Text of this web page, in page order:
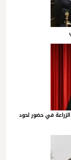
في حضور لحود